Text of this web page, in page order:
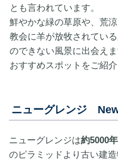
とも言われています。
鮮やかな緑の草原や、荒
教会に羊が放牧されてい
のできない風景に出会え
おすすめスポットをご紹介
ニューグレンジ
ニューグレンジは約5000
のピラミッドより古い建